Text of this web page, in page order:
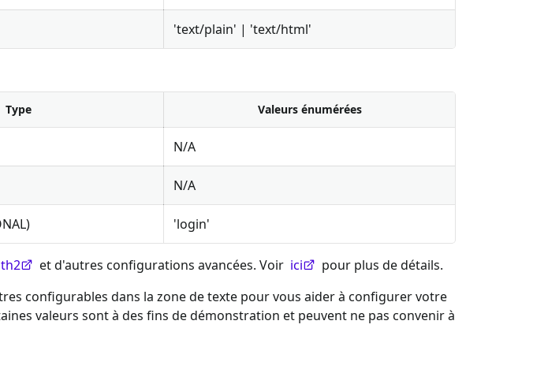
'text/plain' | 'text/html'
Type Valeurs énumérées
N/A
N/A
'login'
et d'autres configurations avancées. Voir ici
pour plus de détails.
configurables dans la zone de texte pour vous aider à configurer votre
valeurs sont à des fins de démonstration et peuvent ne pas convenir à